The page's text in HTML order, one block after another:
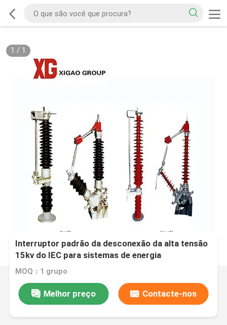
1 / 1
Interruptor padrão da desconexão da alta tensão
15kv do IEC para sistemas de energia
MOQ：1 grupo
Melhor preço Contacte-nos